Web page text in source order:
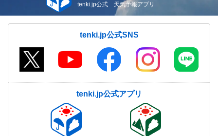
tenki.jp公式 天気予報アプリ
tenki.jp公式SNS
tenki.jp公式アプリ